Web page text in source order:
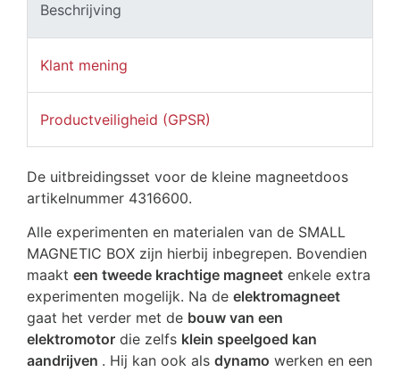
Beschrijving
Klant mening
Productveiligheid (GPSR)
De uitbreidingsset voor de kleine magneetdoos
artikelnummer 4316600.
Alle experimenten en materialen van de SMALL
MAGNETIC BOX zijn hierbij inbegrepen. Bovendien
maakt een tweede krachtige magneet enkele extra
experimenten mogelijk. Na de elektromagneet
gaat het verder met de bouw van een
elektromotor die zelfs klein speelgoed kan
aandrijven . Hij kan ook als dynamo werken en een